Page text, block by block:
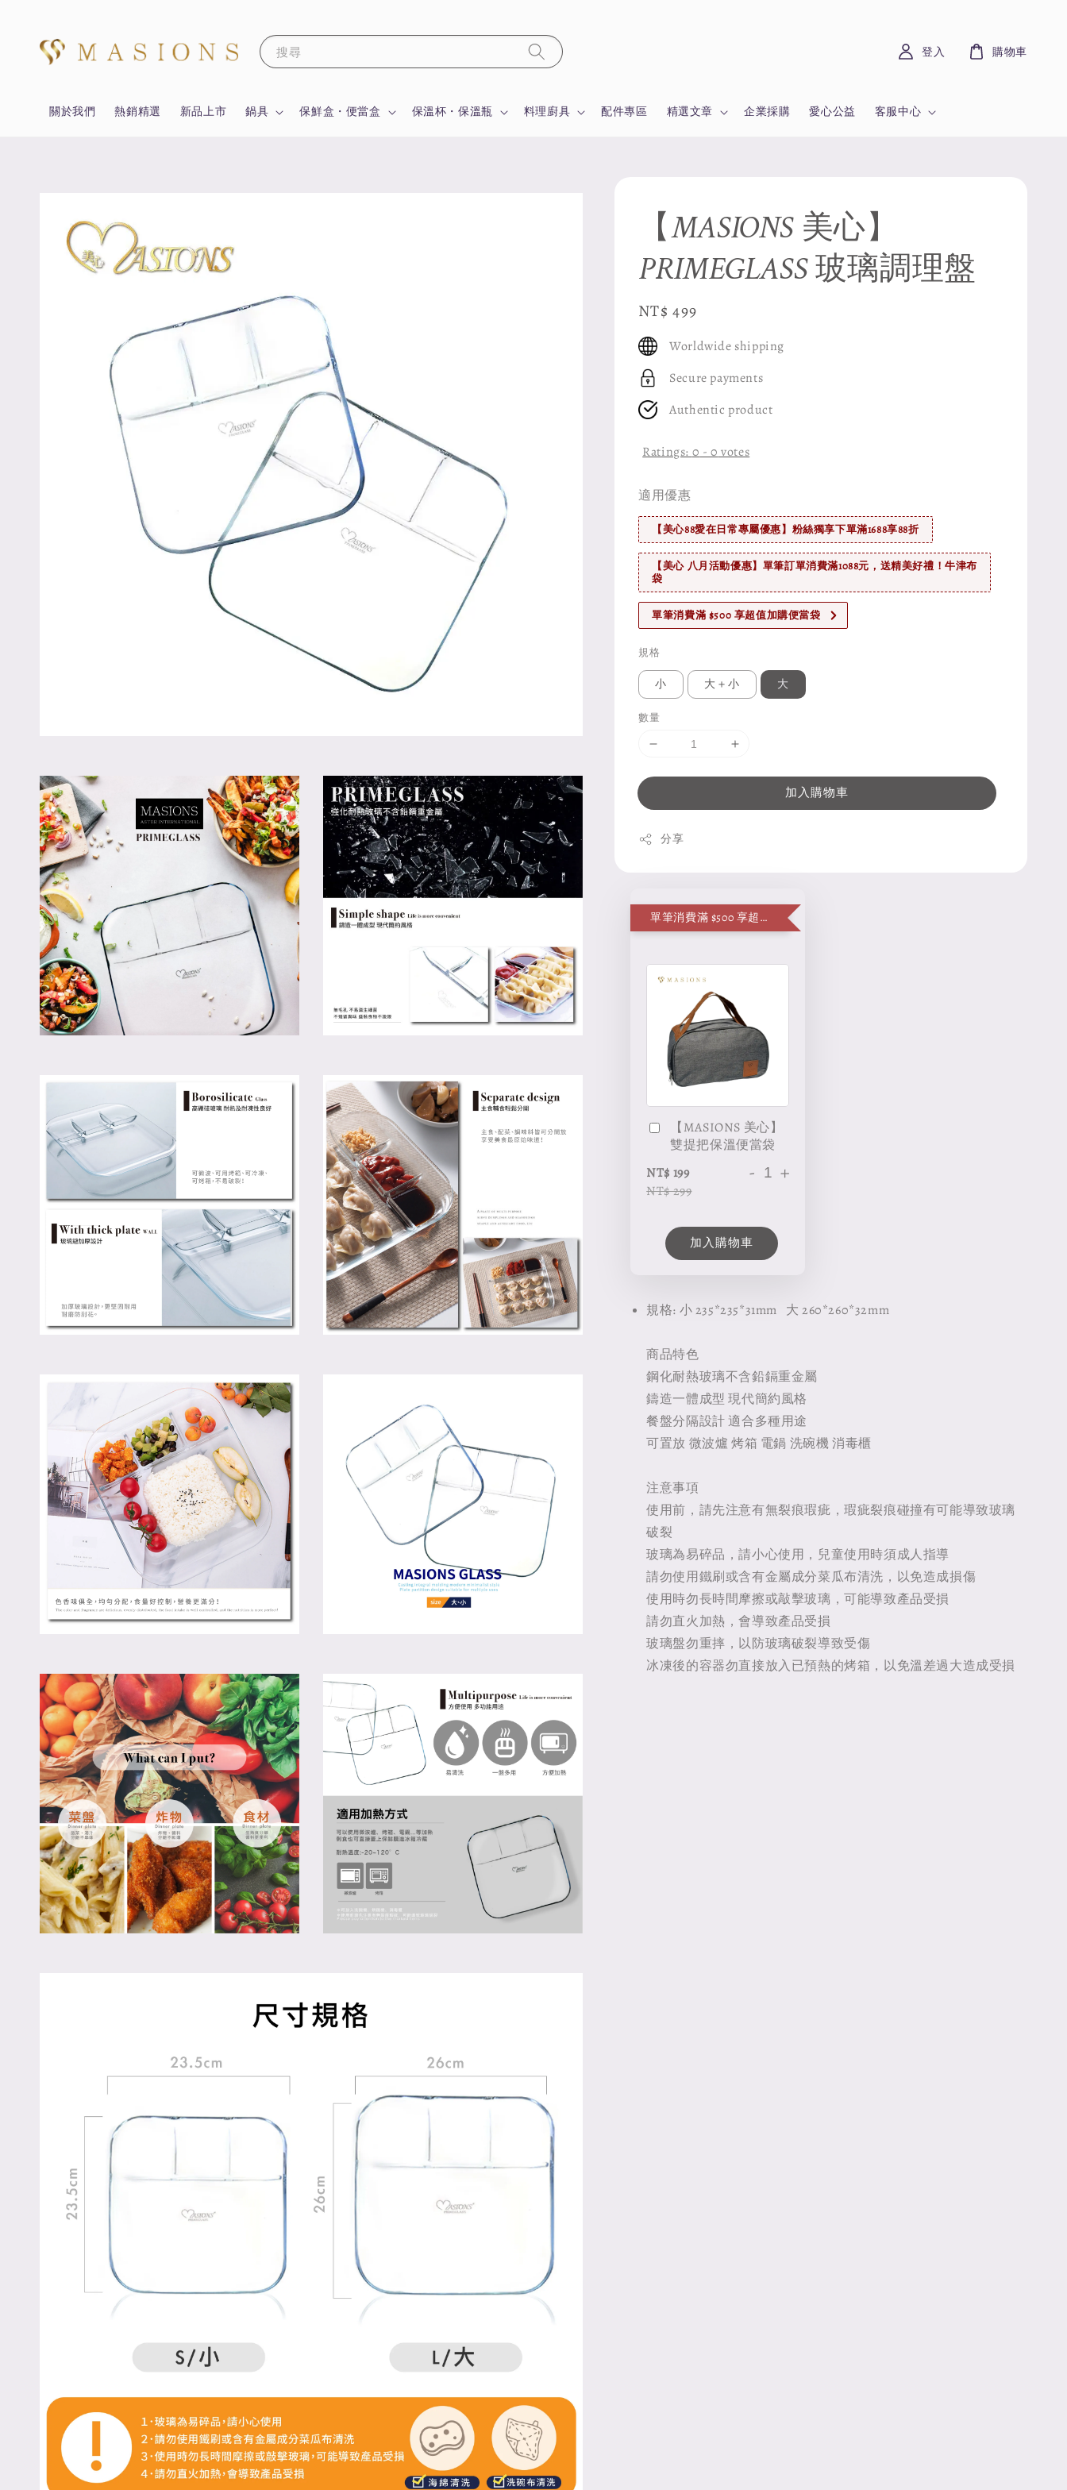
搜尋
關於我們 熱銷精選 新品上市 鍋具 保鮮盒・便當盒 保溫杯・保溫瓶 料理廚具 配件專區 精選文章 企業採購 愛心公益 客服中心
登入 購物車
【MASIONS 美心】
PRIMEGLASS 玻璃調理盤
Regular
price
NT$ 499
Worldwide shipping
Secure payments
Authentic product
Ratings: 0 -0 votes
適用優惠
【美心88愛在日常專屬優惠】粉絲獨享下單滿1688享88折
【美心 八月活動優惠】單筆訂單消費滿1088元，送精美好禮！牛津布
袋
單筆消費滿 $500 享超值加購便當袋
規格
小 大＋小 大
數量
加入購物車
分享
單筆消費滿 $500 享超值加購便當袋
【MASIONS 美心】
雙提把保溫便當袋
NT$ 199
NT$ 299
- +
加入購物車
規格: 小 235*235*31mm 大 260*260*32mm
商品特色
鋼化耐熱玻璃不含鉛鎘重金屬
鑄造一體成型 現代簡約風格
餐盤分隔設計 適合多種用途
可置放 微波爐 烤箱 電鍋 洗碗機 消毒櫃
注意事項
使用前，請先注意有無裂痕瑕疵，瑕疵裂痕碰撞有可能導致玻璃
破裂
玻璃為易碎品，請小心使用，兒童使用時須成人指導
請勿使用鐵刷或含有金屬成分菜瓜布清洗，以免造成損傷
使用時勿長時間摩擦或敲擊玻璃，可能導致產品受損
請勿直火加熱，會導致產品受損
玻璃盤勿重摔，以防玻璃破裂導致受傷
冰凍後的容器勿直接放入已預熱的烤箱，以免溫差過大造成受損